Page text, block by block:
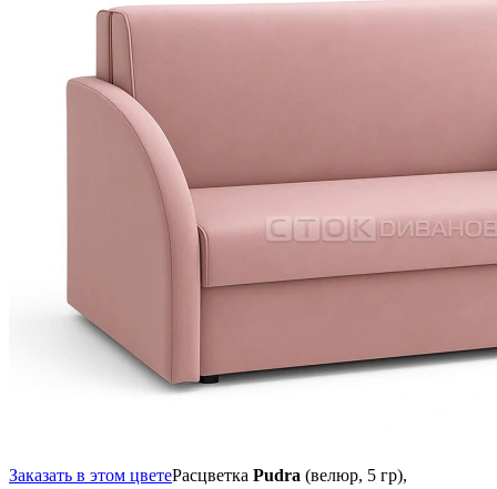
Заказать в этом цветеРасцветка Pudra (велюр, 5 гр),